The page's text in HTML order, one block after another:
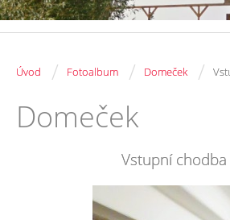
Úvod / Fotoalbum / Domeček /
Domeček
Vstupní chodba